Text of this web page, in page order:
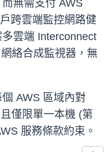
無需支付 AWS
跨雲端監控網路健
雲端 Interconnect
絡合成監視器，無
AWS 區域內對
僅限單一本機 (第
服務條款約束。